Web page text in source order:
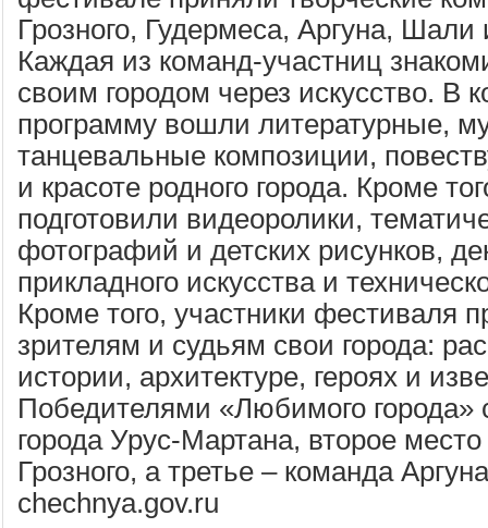
Грозного, Гудермеса, Аргуна,
Каждая из команд-участниц
своим городом через искусство. В
программу вошли литературные,
танцевальные композиции,
и красоте родного города. Кроме
подготовили видеоролики,
фотографий и детских рисунков,
прикладного искусства и
Кроме того, участники фестиваля
зрителям и судьям свои города:
истории, архитектуре, героях и
Победителями «Любимого города»
города Урус-Мартана, второе
Грозного, а третье – команда
chechnya.gov.ru